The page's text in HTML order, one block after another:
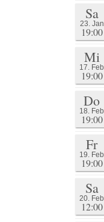
Sa
23. Jan
19:00
Mi
17. Feb
19:00
Do
18. Feb
19:00
Fr
19. Feb
19:00
Sa
20. Feb
12:00